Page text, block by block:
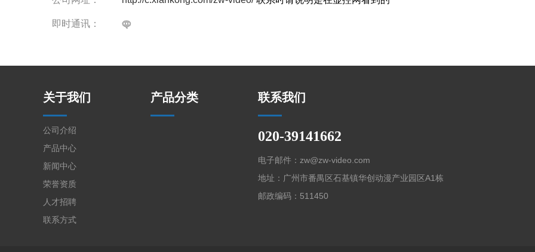
即时通讯：
关于我们
公司介绍
产品中心
新闻中心
荣誉资质
人才招聘
联系方式
产品分类 联系我们
020-39141662
电子邮件：zw@zw-video.com
地址：广州市番禺区石基镇华创动漫产业园区A1栋
邮政编码：511450